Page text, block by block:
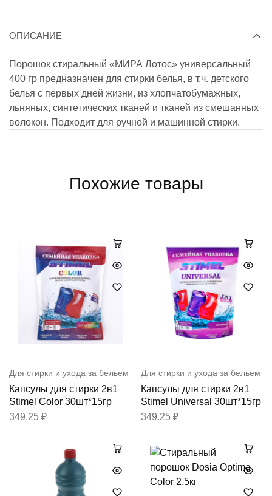
ОПИСАНИЕ
Порошок стиральный «МИРА Лотос» универсальный
400 гр предназначен для стирки белья, в т.ч. детского
белья с первых дней жизни, из хлопчатобумажных,
льняных, синтетических тканей и тканей из смешанных
волокон. Подходит для ручной и машинной стирки.
Похожие товары
Для стирки и ухода за бельем
Капсулы для стирки 2в1
Stimel Color 30шт*15гр
349.25 ₽
Для стирки и ухода за бельем
Капсулы для стирки 2в1
Stimel Universal 30шт*15гр
349.25 ₽